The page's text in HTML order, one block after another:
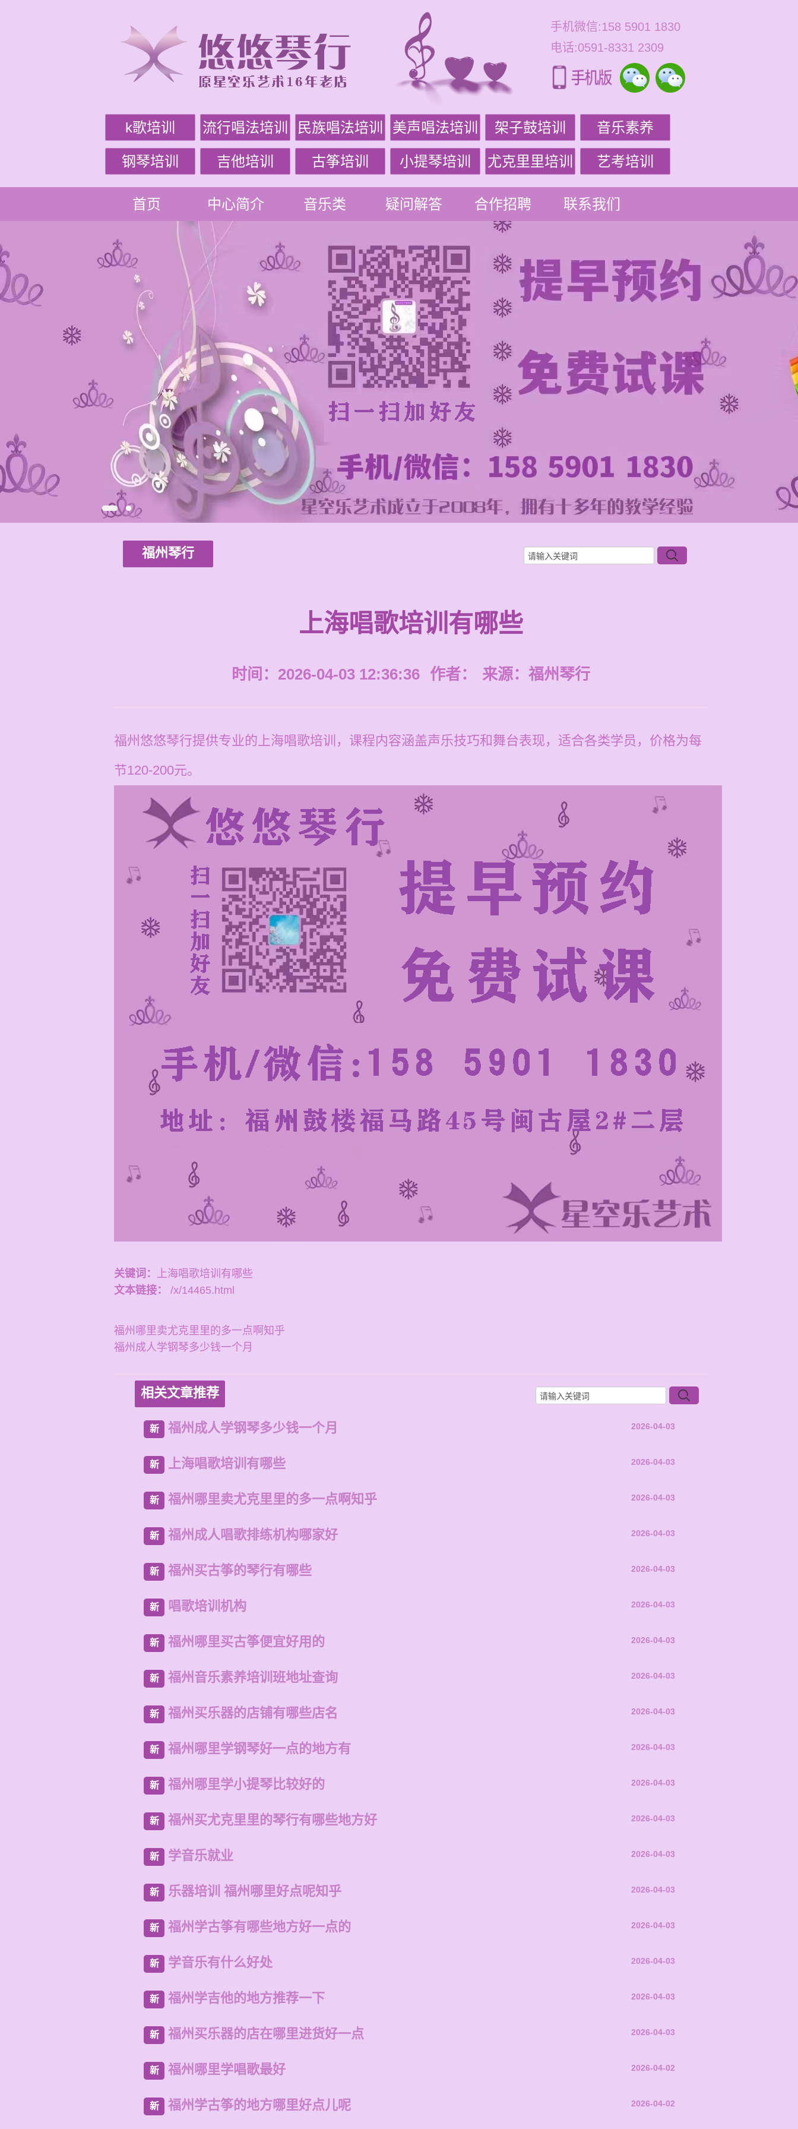
手机微信:158 5901 1830
电话:0591-8331 2309
k歌培训 流行唱法培训 民族唱法培训 美声唱法培训 架子鼓培训 音乐素养
钢琴培训 吉他培训 古筝培训 小提琴培训 尤克里里培训 艺考培训
首页 中心简介 音乐类 疑问解答 合作招聘 联系我们
福州琴行
上海唱歌培训有哪些
时间：2026-04-03 12:36:36 作者： 来源： 福州琴行
福州悠悠琴行提供专业的上海唱歌培训，课程内容涵盖声乐技巧和舞台表现，适合各类学员，价格为每
节120-200元。
关键词： 上海唱歌培训有哪些
文本链接：
/x/14465.html
福州哪里卖尤克里里的多一点啊知乎
福州成人学钢琴多少钱一个月
相关文章推荐
新 福州成人学钢琴多少钱一个月 2026-04-03
新 上海唱歌培训有哪些 2026-04-03
新 福州哪里卖尤克里里的多一点啊知乎 2026-04-03
新 福州成人唱歌排练机构哪家好 2026-04-03
新 福州买古筝的琴行有哪些 2026-04-03
新 唱歌培训机构 2026-04-03
新 福州哪里买古筝便宜好用的 2026-04-03
新 福州音乐素养培训班地址查询 2026-04-03
新 福州买乐器的店铺有哪些店名 2026-04-03
新 福州哪里学钢琴好一点的地方有 2026-04-03
新 福州哪里学小提琴比较好的 2026-04-03
新 福州买尤克里里的琴行有哪些地方好 2026-04-03
新 学音乐就业 2026-04-03
新 乐器培训 福州哪里好点呢知乎 2026-04-03
新 福州学古筝有哪些地方好一点的 2026-04-03
新 学音乐有什么好处 2026-04-03
新 福州学吉他的地方推荐一下 2026-04-03
新 福州买乐器的店在哪里进货好一点 2026-04-03
新 福州哪里学唱歌最好 2026-04-02
新 福州学古筝的地方哪里好点儿呢 2026-04-02